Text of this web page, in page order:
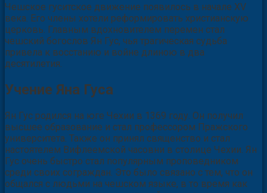
Чешское гуситское движение появилось в начале XV
века. Его члены хотели реформировать христианскую
церковь. Главным вдохновителем перемен стал
чешский богослов Ян Гус, чья трагическая судьба
привела к восстанию и войне длиною в два
десятилетия.
Учение Яна Гуса
Ян Гус родился на юге Чехии в 1369 году. Он получил
высшее образование и стал профессором Пражского
университета. Также он принял священство и стал
настоятелем Вифлеемской часовни в столице Чехии. Ян
Гус очень быстро стал популярным проповедником
среди своих сограждан. Это было связано с тем, что он
общался с людьми на чешском языке, в то время как